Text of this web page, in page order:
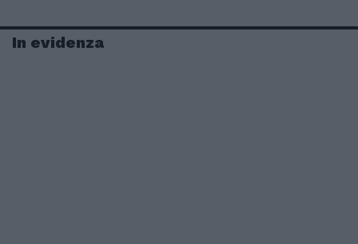
In evidenza